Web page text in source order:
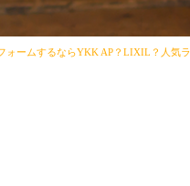
ォームするならYKK AP？LIXIL？人気